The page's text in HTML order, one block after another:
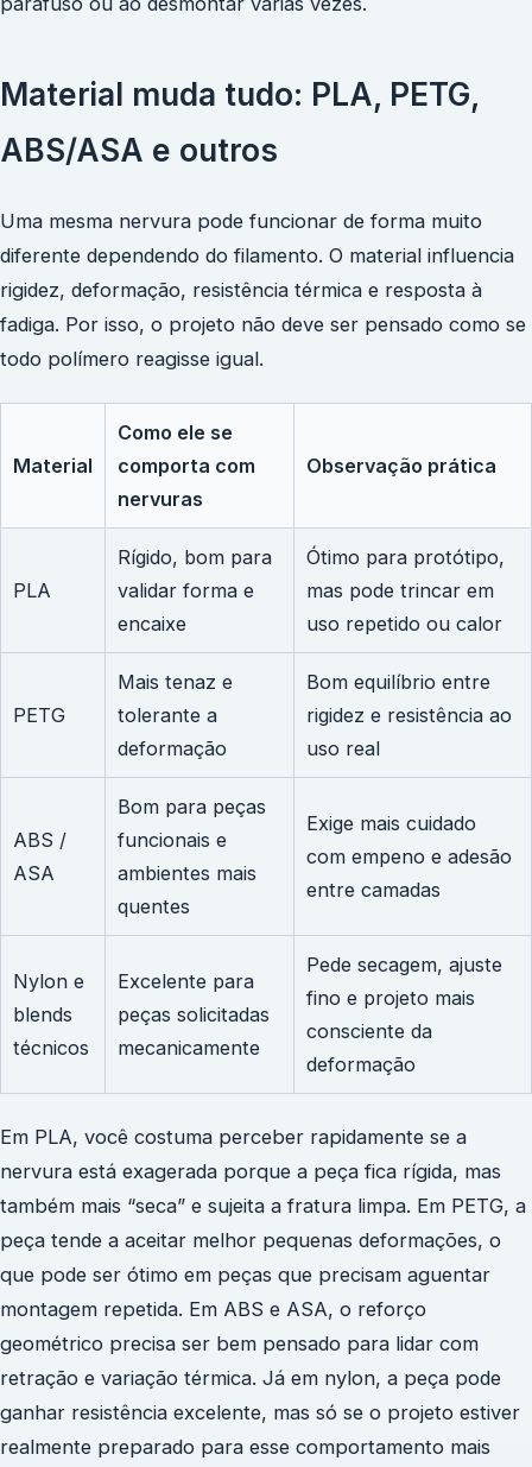
Material muda tudo: PLA, PETG,
ABS/ASA e outros
Uma mesma nervura pode funcionar de forma muito
diferente dependendo do filamento. O material influencia
rigidez, deformação, resistência térmica e resposta à
fadiga. Por isso, o projeto não deve ser pensado como se
todo polímero reagisse igual.
Material
Como ele se
comporta com
nervuras
Observação prática
PLA
Rígido, bom para
validar forma e
encaixe
Ótimo para protótipo,
mas pode trincar em
uso repetido ou calor
PETG
Mais tenaz e
tolerante a
deformação
Bom equilíbrio entre
rigidez e resistência ao
uso real
ABS /
ASA
Bom para peças
funcionais e
ambientes mais
quentes
Exige mais cuidado
com empeno e adesão
entre camadas
Nylon e
blends
técnicos
Excelente para
peças solicitadas
mecanicamente
Pede secagem, ajuste
fino e projeto mais
consciente da
deformação
Em PLA, você costuma perceber rapidamente se a
nervura está exagerada porque a peça fica rígida, mas
também mais “seca” e sujeita a fratura limpa. Em PETG, a
peça tende a aceitar melhor pequenas deformações, o
que pode ser ótimo em peças que precisam aguentar
montagem repetida. Em ABS e ASA, o reforço
geométrico precisa ser bem pensado para lidar com
retração e variação térmica. Já em nylon, a peça pode
ganhar resistência excelente, mas só se o projeto estiver
realmente preparado para esse comportamento mais